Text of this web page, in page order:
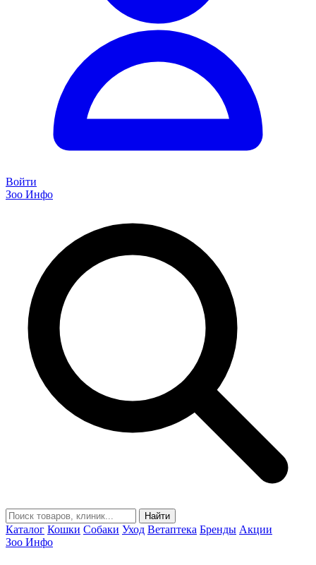
Войти
Зоо Инфо
Найти
Каталог Кошки Собаки Уход Ветаптека Бренды Акции
Зоо Инфо